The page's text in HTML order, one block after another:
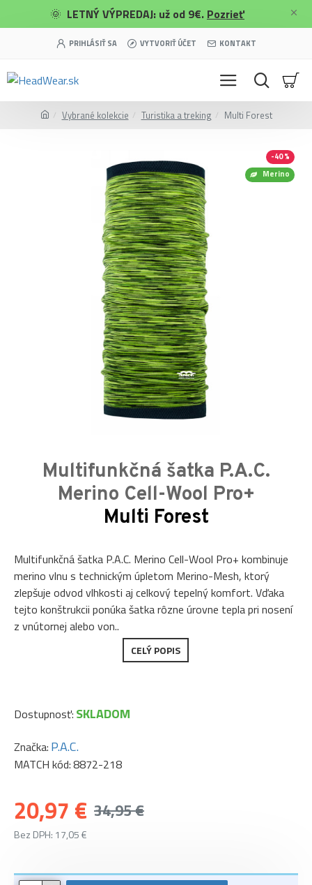
🌞 LETNÝ VÝPREDAJ: už od 9€. Pozrieť
PRIHLÁSIŤ SA VYTVORIŤ ÚČET KONTAKT
Vybrané kolekcie Turistika a treking Multi Forest
Merino
-40 %
Multifunkčná šatka P.A.C.
Merino Cell-Wool Pro+
Multi Forest
Multifunkčná šatka P.A.C. Merino Cell-Wool Pro+ kombinuje
merino vlnu s technickým úpletom Merino-Mesh, ktorý
zlepšuje odvod vlhkosti aj celkový tepelný komfort. Vďaka
tejto konštrukcii ponúka šatka rôzne úrovne tepla pri nosení
z vnútornej alebo von..
CELÝ POPIS
20,97 € 34,95 €
Bez DPH: 17,05 €
Dostupnosť: SKLADOM
Značka: P.A.C.
MATCH kód:8872-218